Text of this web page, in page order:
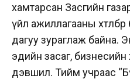
хамтарсан Засгийн газар
үйл ажиллагааны
дагуу зураглаж байна.
эдийн засаг,
дэвшил. Тийм учраас